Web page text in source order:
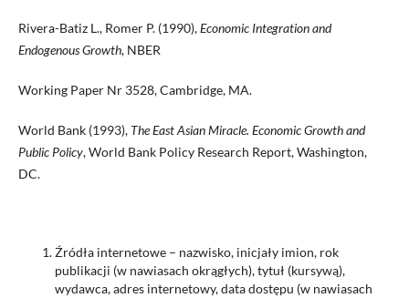
Rivera-Batiz L., Romer P. (1990),Economic Integration and
Endogenous Growth, NBER
Working Paper Nr 3528, Cambridge, MA.
World Bank (1993), The East Asian Miracle. Economic Growth and
Public Policy, World Bank Policy Research Report, Washington,
DC.
Źródła internetowe – nazwisko, inicjały imion, rok
publikacji (w nawiasach okrągłych), tytuł (kursywą),
wydawca, adres internetowy, data dostępu (w nawiasach